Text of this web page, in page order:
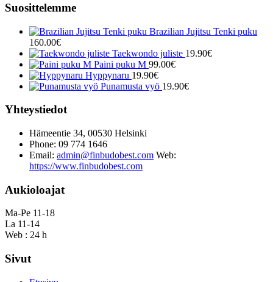
Suosittelemme
Brazilian Jujitsu Tenki puku
160.00€
Taekwondo juliste 19.90€
Paini puku M 99.00€
Hyppynaru 19.90€
Punamusta vyö 19.90€
Yhteystiedot
Hämeentie 34, 00530 Helsinki
Phone: 09 774 1646
Email: admin@finbudobest.com Web:
https://www.finbudobest.com
Aukioloajat
Ma-Pe 11-18
La 11-14
Web : 24 h
Sivut